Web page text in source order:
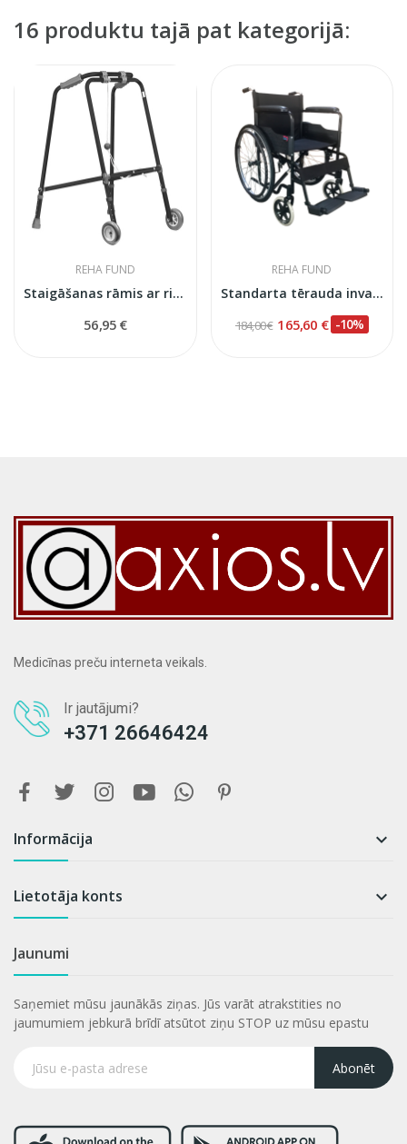
16 produktu tajā pat kategorijā:
REHA FUND
Staigāšanas rāmis ar riteņiem RF-100 M
56,95 €
REHA FUND
Standarta tērauda invalīdu ratiņkrēsls GABI,...
184,00 € 165,60 € -10%
Medicīnas preču interneta veikals.
Ir jautājumi?
+371 26646424
Informācija 
Lietotāja konts 
Jaunumi
Saņemiet mūsu jaunākās ziņas. Jūs varāt atrakstities no
jaumumiem jebkurā brīdī atsūtot ziņu STOP uz mūsu epastu
Abonēt